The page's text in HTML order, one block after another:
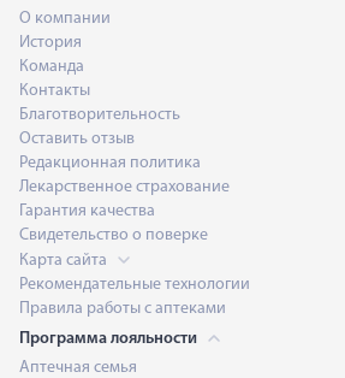
О компании
История
Команда
Контакты
Благотворительность
Оставить отзыв
Редакционная политика
Лекарственное страхование
Гарантия качества
Свидетельство о поверке
Карта сайта
Рекомендательные технологии
Правила работы с аптеками
Программа лояльности
Аптечная семья